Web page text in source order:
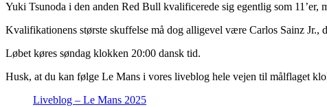
Yuki Tsunoda i den anden Red Bull kvalificerede sig egentlig som
Kvalifikationens største skuffelse må dog alligevel være Carlos Sainz Jr.,
Løbet køres søndag klokken 20:00 dansk tid.
Husk, at du kan følge Le Mans i vores liveblog hele vejen til målflaget
Liveblog – Le Mans 2025